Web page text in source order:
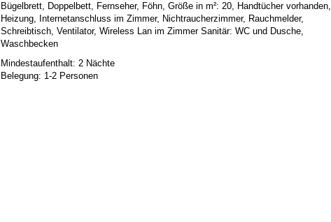
Bügelbrett, Doppelbett, Fernseher, Föhn, Größe in m²: 20, Handtücher vorhanden,
Heizung, Internetanschluss im Zimmer, Nichtraucherzimmer, Rauchmelder,
Schreibtisch, Ventilator, Wireless Lan im ZimmerSanitär:WC und Dusche,
Waschbecken
Mindestaufenthalt: 2 Nächte
Belegung: 1-2 Personen